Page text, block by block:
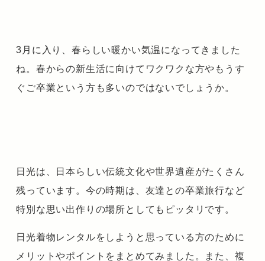
3月に入り、春らしい暖かい気温になってきました
ね。 春からの新生活に向けてワクワクな方やもうす
ぐご卒業という方も多いのではないでしょうか。
日光は、日本らしい伝統文化や世界遺産がたくさん
残っています。今の時期は、友達との卒業旅行など
特別な思い出作りの場所としてもピッタリです。
日光着物レンタルをしようと思っている方のために
メリットやポイントをまとめてみました。
また、複